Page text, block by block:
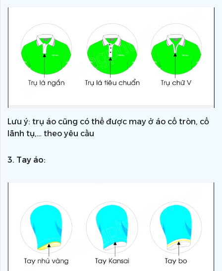
Lưu ý: trụ áo cũng có thể được may ở áo cổ tròn, cổ
lãnh tụ,… theo yêu cầu
3. Tay áo: